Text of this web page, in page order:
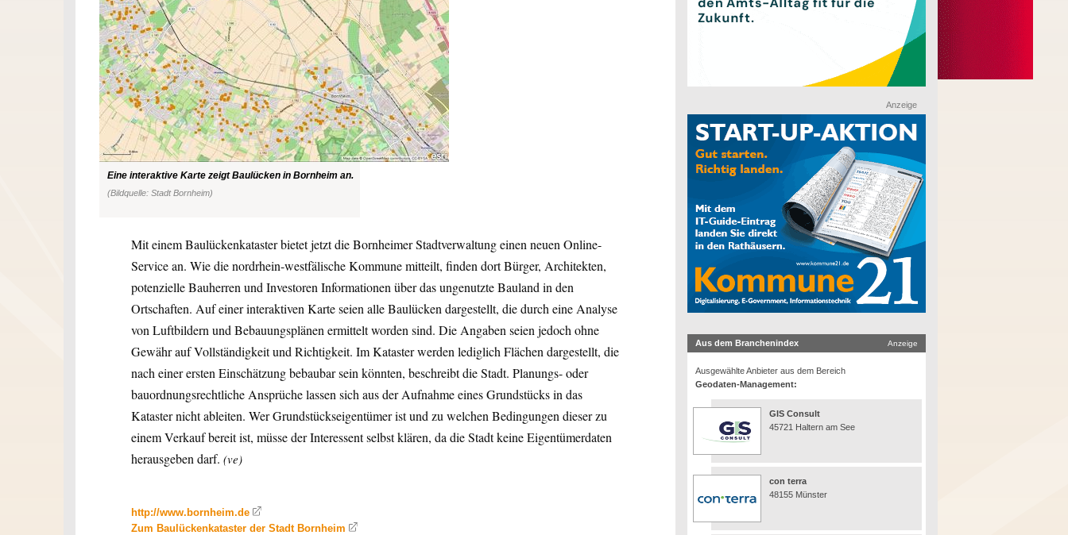
Eine interaktive Karte zeigt Baulücken in Bornheim an.
(Bildquelle: Stadt Bornheim)
Mit einem Baulückenkataster bietet jetzt die Bornheimer Stadtverwaltung einen neuen Online-
Service an. Wie die nordrhein-westfälische Kommune mitteilt, finden dort Bürger, Architekten,
potenzielle Bauherren und Investoren Informationen über das ungenutzte Bauland in den
Ortschaften. Auf einer interaktiven Karte seien alle Baulücken dargestellt, die durch eine Analyse
von Luftbildern und Bebauungsplänen ermittelt worden sind. Die Angaben seien jedoch ohne
Gewähr auf Vollständigkeit und Richtigkeit. Im Kataster werden lediglich Flächen dargestellt, die
nach einer ersten Einschätzung bebaubar sein könnten, beschreibt die Stadt. Planungs- oder
bauordnungsrechtliche Ansprüche lassen sich aus der Aufnahme eines Grundstücks in das
Kataster nicht ableiten. Wer Grundstückseigentümer ist und zu welchen Bedingungen dieser zu
einem Verkauf bereit ist, müsse der Interessent selbst klären, da die Stadt keine Eigentümerdaten
herausgeben darf. (ve)
http://www.bornheim.de
Zum Baulückenkataster der Stadt Bornheim
Anzeige
Aus dem Branchenindex Anzeige
Ausgewählte Anbieter aus dem Bereich
Geodaten-Management:
GIS Consult
45721 Haltern am See
con terra
48155 Münster